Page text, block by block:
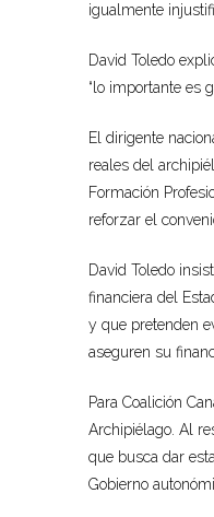
igualmente
David Toledo
“lo importante es
El dirigente
reales del
Formación
reforzar el
David Toledo
financiera del
y que pretenden
aseguren su
Para Coalición
Archipiélago. Al
que busca dar
Gobierno